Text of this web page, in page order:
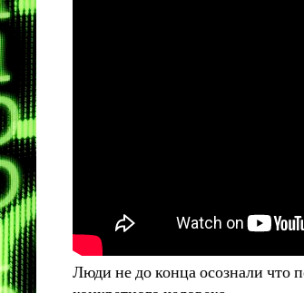
Люди не до конца осознали что